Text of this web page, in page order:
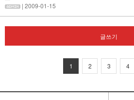
| 2009-01-15
글쓰기
1 2 3 4